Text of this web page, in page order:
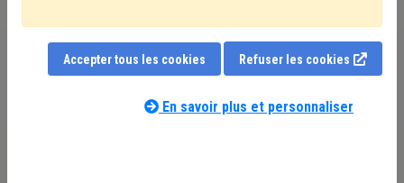
Accepter tous les cookies Refuser les cookies
En savoir plus et personnaliser